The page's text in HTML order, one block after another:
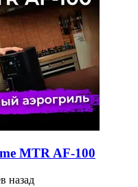
MTR AF-100
назад